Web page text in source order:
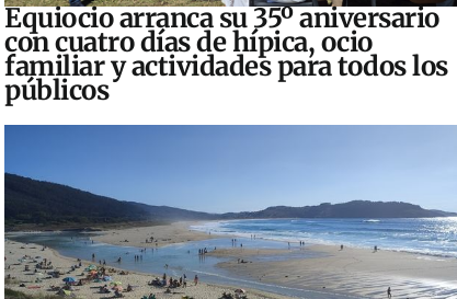
Equiocio arranca su 35º aniversario
con cuatro días de hípica, ocio
familiar y actividades para todos los
públicos